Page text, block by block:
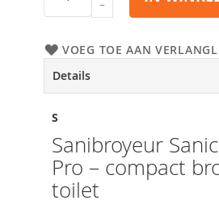
VOEG TOE AAN
Details
S
Sanibroyeur
Pro – compact
toilet